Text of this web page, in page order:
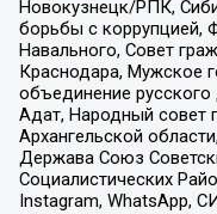
Новокузнецк/РПК,
борьбы с коррупцией,
Навального, Совет
Краснодара, Мужское
объединение
Адат, Народный совет
Архангельской
Держава Союз
Социалистических
Instagram, WhatsApp,